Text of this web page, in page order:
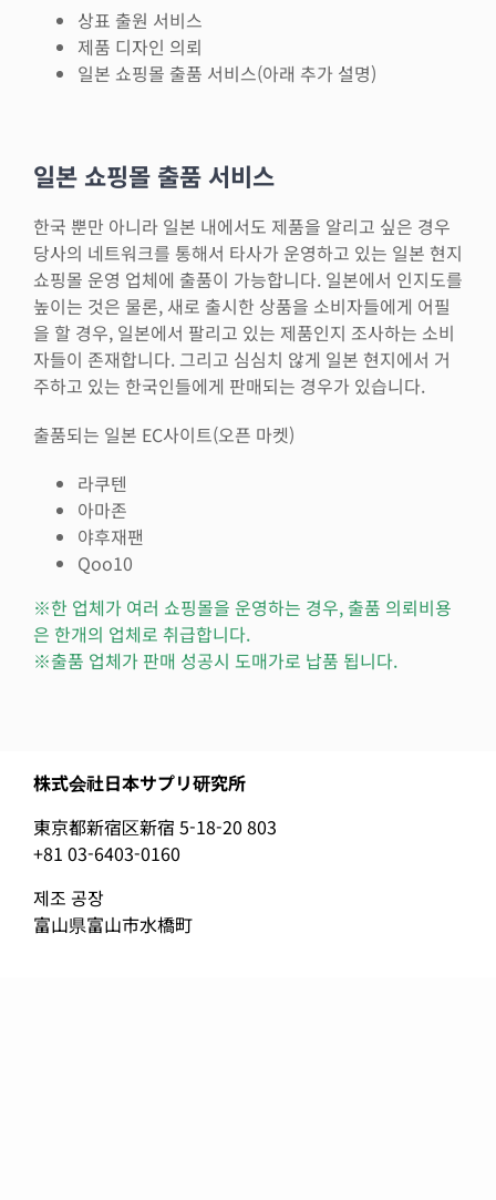
상표 출원 서비스
제품 디자인 의뢰
일본 쇼핑몰 출품 서비스(아래 추가 설명)
일본 쇼핑몰 출품 서비스
한국 뿐만 아니라 일본 내에서도 제품을 알리고 싶은 경우
당사의 네트워크를 통해서 타사가 운영하고 있는 일본 현지
쇼핑몰 운영 업체에 출품이 가능합니다. 일본에서 인지도를
높이는 것은 물론, 새로 출시한 상품을 소비자들에게 어필
을 할 경우, 일본에서 팔리고 있는 제품인지 조사하는 소비
자들이 존재합니다. 그리고 심심치 않게 일본 현지에서 거
주하고 있는 한국인들에게 판매되는 경우가 있습니다.
출품되는 일본 EC사이트(오픈 마켓)
라쿠텐
아마존
야후재팬
Qoo10
※한 업체가 여러 쇼핑몰을 운영하는 경우, 출품 의뢰비용
은 한개의 업체로 취급합니다.
※출품 업체가 판매 성공시 도매가로 납품 됩니다.
株式会社日本サプリ研究所
東京都新宿区新宿 5-18-20 803
+81 03-6403-0160
제조 공장
富山県富山市水橋町